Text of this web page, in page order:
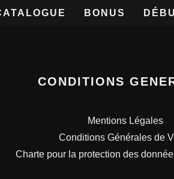
BONUS
CONDITIONS
Mentions Légales
Conditions Générales de
Charte pour la protection des